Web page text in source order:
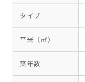
タイプ
平米（㎡）
築年数